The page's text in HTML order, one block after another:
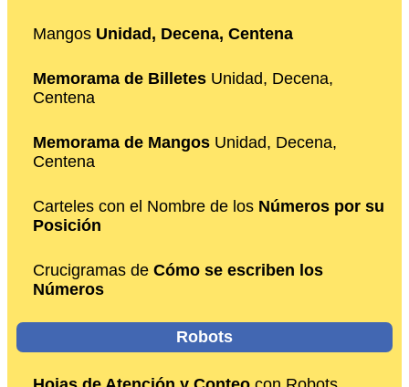
Mangos Unidad, Decena, Centena
Memorama de Billetes Unidad, Decena,
Centena
Memorama de Mangos Unidad, Decena,
Centena
Carteles con el Nombre de los Números por su
Posición
Crucigramas de Cómo se escriben los
Números
Robots